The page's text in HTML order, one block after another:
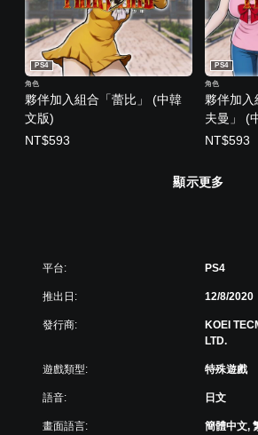
夥伴加入組合「蕾比」 (中韓
文版)
PS4
角色
NT$593
夥伴加入
夫曼」 (
PS4
角色
NT$593
顯示更多
平台: PS4
推出日: 12/8/2020
發行商:
KOEI
LTD.
遊戲類型: 特殊遊戲
語音: 日文
畫面語言: 簡體中文,